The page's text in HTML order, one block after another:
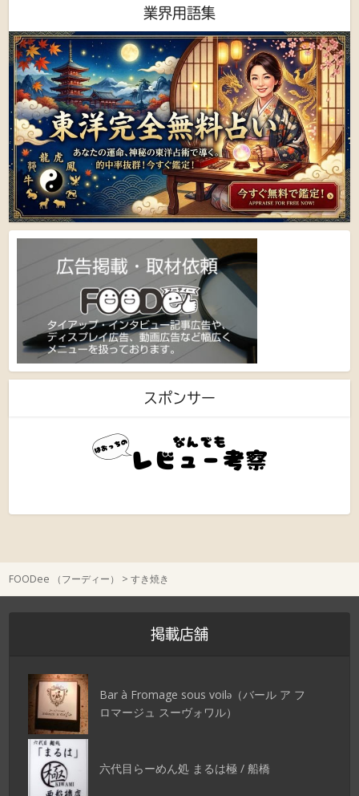
業界用語集
スポンサー
FOODee （フーディー） >すき焼き
掲載店舗
Bar à Fromage sous voilǝ（バール ア フ
ロマージュ スーヴォワル）
六代目らーめん処 まるは極 / 船橋